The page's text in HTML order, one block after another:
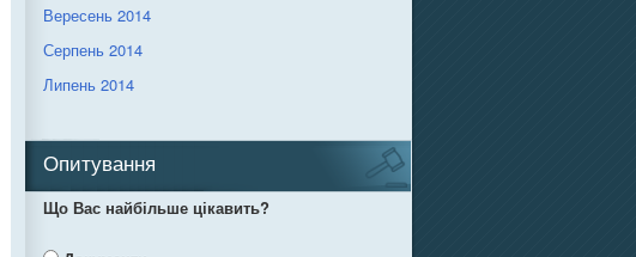
Вересень 2014
Серпень 2014
Липень 2014
Опитування
Що Вас найбільше цікавить?